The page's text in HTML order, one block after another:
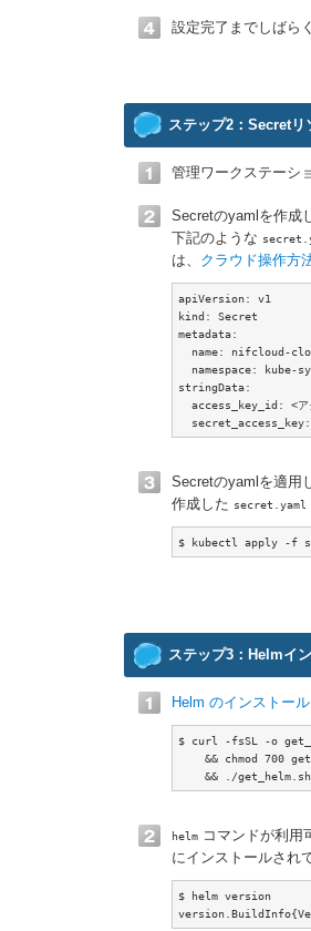
設定完了までしばら
ステップ2：Secretリ
管理ワークステーシ
Secretのyamlを作成
下記のような
は、 クラウド操作方
apiVersion: v1
kind: Secret
metadata:
name: nifcloud-
namespace: kube-
stringData:
access_key_id: <ア
secret_access_key:
Secretのyamlを適用
作成した secret.yaml
$ kubectl apply -f
ステップ3：Helmイ
Helm のインストール
$ curl -fsSL -o
&& chmod 700
    && ./get_helm.sh
helmコマンドが利用
にインストールされ
$ helm version